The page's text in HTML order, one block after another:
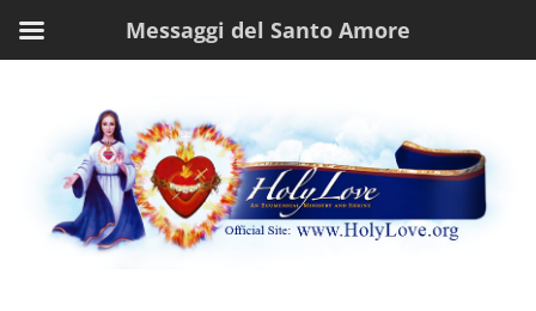
Messaggi del Santo Amore